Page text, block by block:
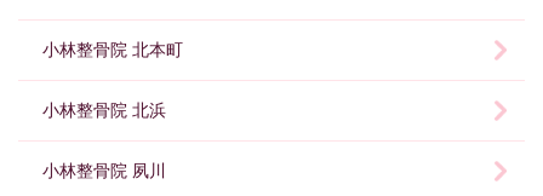
小林整骨院 北本町
小林整骨院 北浜
小林整骨院 夙川